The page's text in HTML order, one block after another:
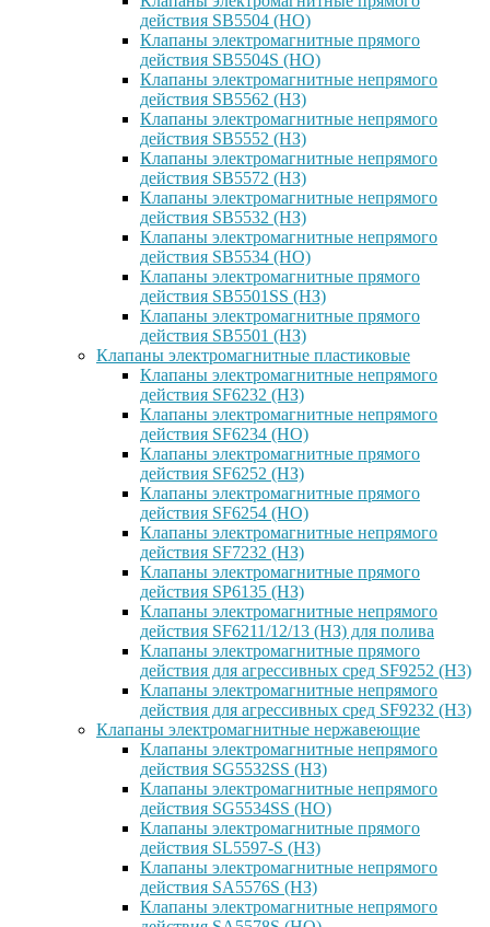
действия SB5504 (НО)
Клапаны электромагнитные прямого
действия SB5504S (НО)
Клапаны электромагнитные непрямого
действия SB5562 (НЗ)
Клапаны электромагнитные непрямого
действия SB5552 (НЗ)
Клапаны электромагнитные непрямого
действия SB5572 (НЗ)
Клапаны электромагнитные непрямого
действия SB5532 (НЗ)
Клапаны электромагнитные непрямого
действия SB5534 (НО)
Клапаны электромагнитные прямого
действия SB5501SS (НЗ)
Клапаны электромагнитные прямого
действия SB5501 (НЗ)
Клапаны электромагнитные пластиковые
Клапаны электромагнитные непрямого
действия SF6232 (НЗ)
Клапаны электромагнитные непрямого
действия SF6234 (НО)
Клапаны электромагнитные прямого
действия SF6252 (НЗ)
Клапаны электромагнитные прямого
действия SF6254 (НО)
Клапаны электромагнитные непрямого
действия SF7232 (НЗ)
Клапаны электромагнитные прямого
действия SP6135 (НЗ)
Клапаны электромагнитные непрямого
действия SF6211/12/13 (НЗ) для полива
Клапаны электромагнитные прямого
действия для агрессивных сред SF9252 (H3)
Клапаны электромагнитные непрямого
действия для агрессивных сред SF9232 (H3)
Клапаны электромагнитные нержавеющие
Клапаны электромагнитные непрямого
действия SG5532SS (НЗ)
Клапаны электромагнитные непрямого
действия SG5534SS (НО)
Клапаны электромагнитные прямого
действия SL5597-S (НЗ)
Клапаны электромагнитные непрямого
действия SA5576S (НЗ)
Клапаны электромагнитные непрямого